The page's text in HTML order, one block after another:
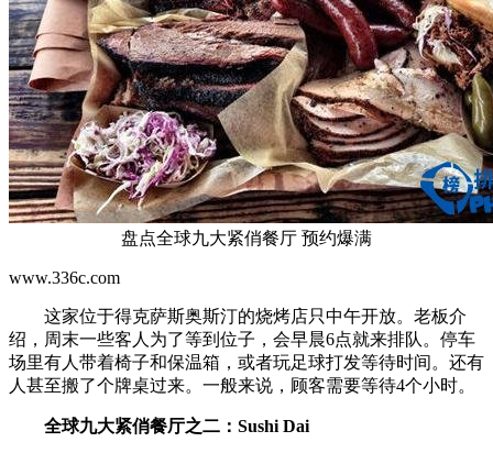
盘点全球九大紧俏餐厅 预约爆满
www.336c.com
这家位于得克萨斯奥斯汀的烧烤店只中午开放。老板介
绍，周末一些客人为了等到位子，会早晨6点就来排队。停车
场里有人带着椅子和保温箱，或者玩足球打发等待时间。还有
人甚至搬了个牌桌过来。一般来说，顾客需要等待4个小时。
全球九大紧俏餐厅之二：Sushi Dai